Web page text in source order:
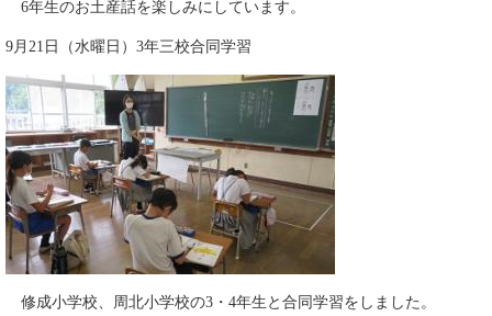
6年生のお土産話を楽しみにしています。
9月21日（水曜日）3年三校合同学習
修成小学校、周北小学校の3・4年生と合同学習をしました。